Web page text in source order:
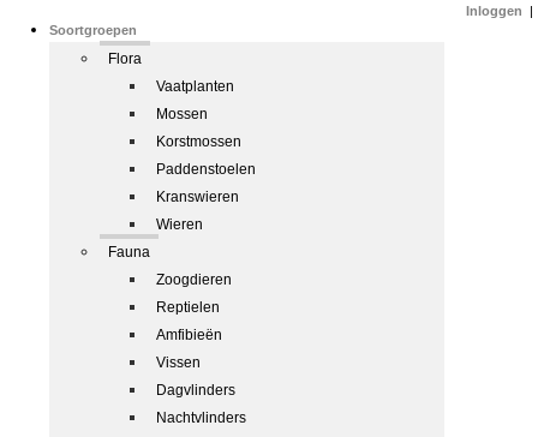
Soortgroepen
Flora
Vaatplanten
Mossen
Korstmossen
Paddenstoelen
Kranswieren
Wieren
Fauna
Zoogdieren
Reptielen
Amfibieën
Vissen
Dagvlinders
Nachtvlinders
Inloggen |